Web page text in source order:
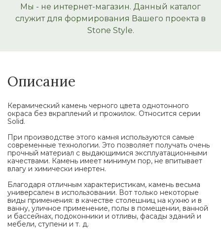
Мы - не интернет-магазин. Данный каталог
служит для формирования Вашего проекта в
Stone Style.
Описание
Керамический камень черного цвета однотонного
окраса без вкраплений и прожилок. Относится серии
Solid.
При производстве этого камня используются самые
современные технологии. Это позволяет получать очень
прочный материал с выдающимися эксплуатационными
качествами. Камень имеет минимум пор, не впитывает
влагу и химически инертен.
Благодаря отличным характеристикам, камень весьма
универсален в использовании. Вот только некоторые
виды применения: в качестве столешниц на кухню и в
ванну, уличное применение, полы в помещении, ванной
и бассейнах, подоконники и отливы, фасады зданий и
мебели, ступени и т. д.